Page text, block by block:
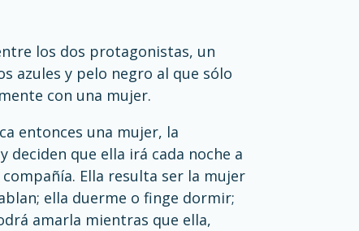
los dos protagonistas, un
azules y pelo negro al que sólo
con una mujer.
entonces una mujer, la
que ella irá cada noche a
Ella resulta ser la mujer
ella duerme o finge dormir;
amarla mientras que ella,